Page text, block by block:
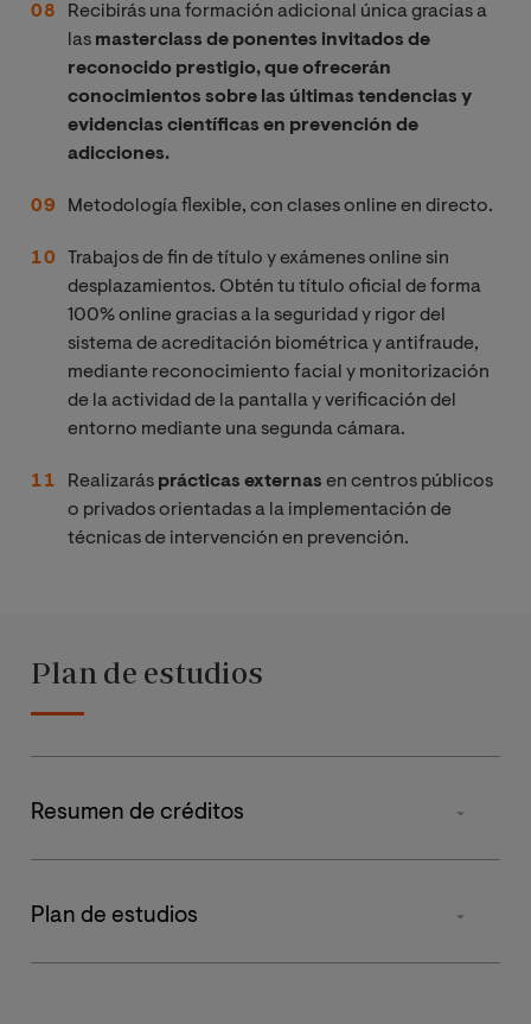
Recibirás una formación adicional única gracias a
las masterclass de ponentes invitados de
reconocido prestigio, que ofrecerán
conocimientos sobre las últimas tendencias y
evidencias científicas en prevención de
adicciones.
Metodología flexible, con clases online en directo.
Trabajos de fin de título y exámenes online sin
desplazamientos. Obtén tu título oficial de forma
100% online gracias a la seguridad y rigor del
sistema de acreditación biométrica y antifraude,
mediante reconocimiento facial y monitorización
de la actividad de la pantalla y verificación del
entorno mediante una segunda cámara.
Realizarás prácticas externas en centros públicos
o privados orientadas a la implementación de
técnicas de intervención en prevención.
Plan de estudios
Resumen de créditos
Obligatorias
Plan de estudios